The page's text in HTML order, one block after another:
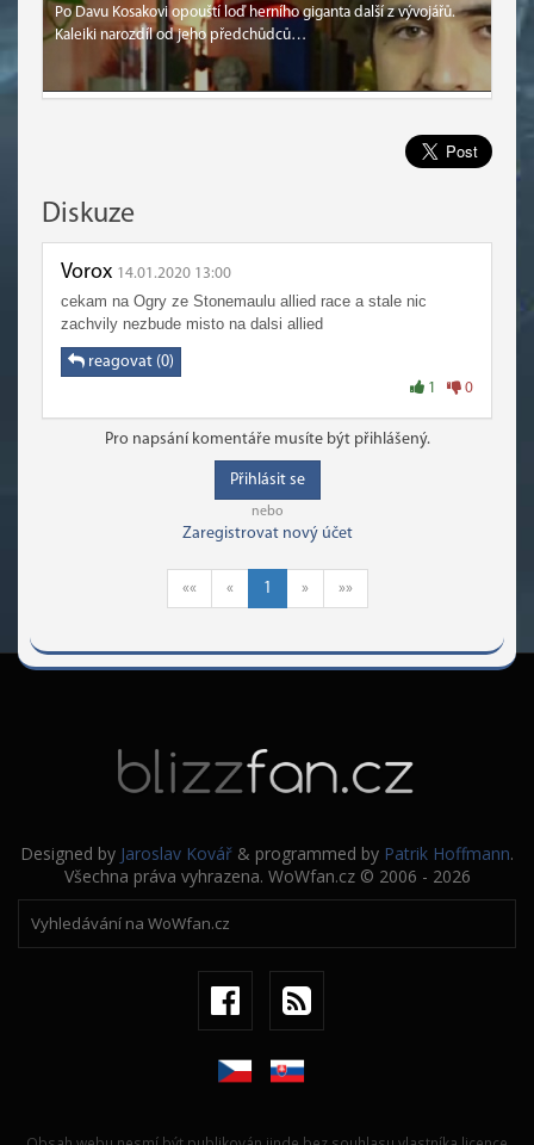
Po Davu Kosakovi opouští loď herního giganta další z vývojářů.
Kaleiki narozdíl od jeho předchůdců…
Diskuze
Vorox 14.01.2020 13:00
cekam na Ogry ze Stonemaulu allied race a stale nic
zachvily nezbude misto na dalsi allied
reagovat (0)
1 0
Pro napsání komentáře musíte být přihlášený.
Přihlásit se
nebo
Zaregistrovat nový účet
«« « 1 » »»
Designed by Jaroslav Kovář & programmed by Patrik Hoffmann.
Všechna práva vyhrazena. WoWfan.cz © 2006 - 2026